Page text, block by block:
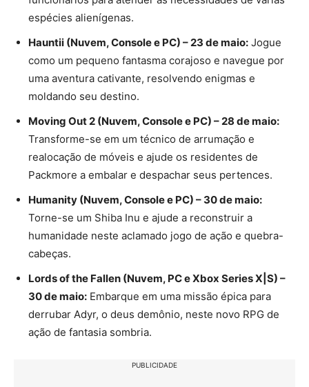
espécies alienígenas.
Hauntii (Nuvem, Console e PC) – 23 de maio: Jogue
como um pequeno fantasma corajoso e navegue por
uma aventura cativante, resolvendo enigmas e
moldando seu destino.
Moving Out 2 (Nuvem, Console e PC) – 28 de maio:
Transforme-se em um técnico de arrumação e
realocação de móveis e ajude os residentes de
Packmore a embalar e despachar seus pertences.
Humanity (Nuvem, Console e PC) – 30 de maio:
Torne-se um Shiba Inu e ajude a reconstruir a
humanidade neste aclamado jogo de ação e quebra-
cabeças.
Lords of the Fallen (Nuvem, PC e Xbox Series X|S) –
30 de maio: Embarque em uma missão épica para
derrubar Adyr, o deus demônio, neste novo RPG de
ação de fantasia sombria.
PUBLICIDADE